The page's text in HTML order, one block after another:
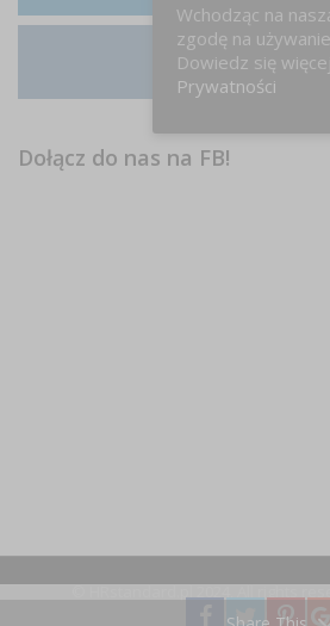
Instagram
Dołącz do nas na FB!
© HRstandard.pl 2024, All rights
prywatności
Wchodząc na
zgodę na
Dowiedz się
Prywatności